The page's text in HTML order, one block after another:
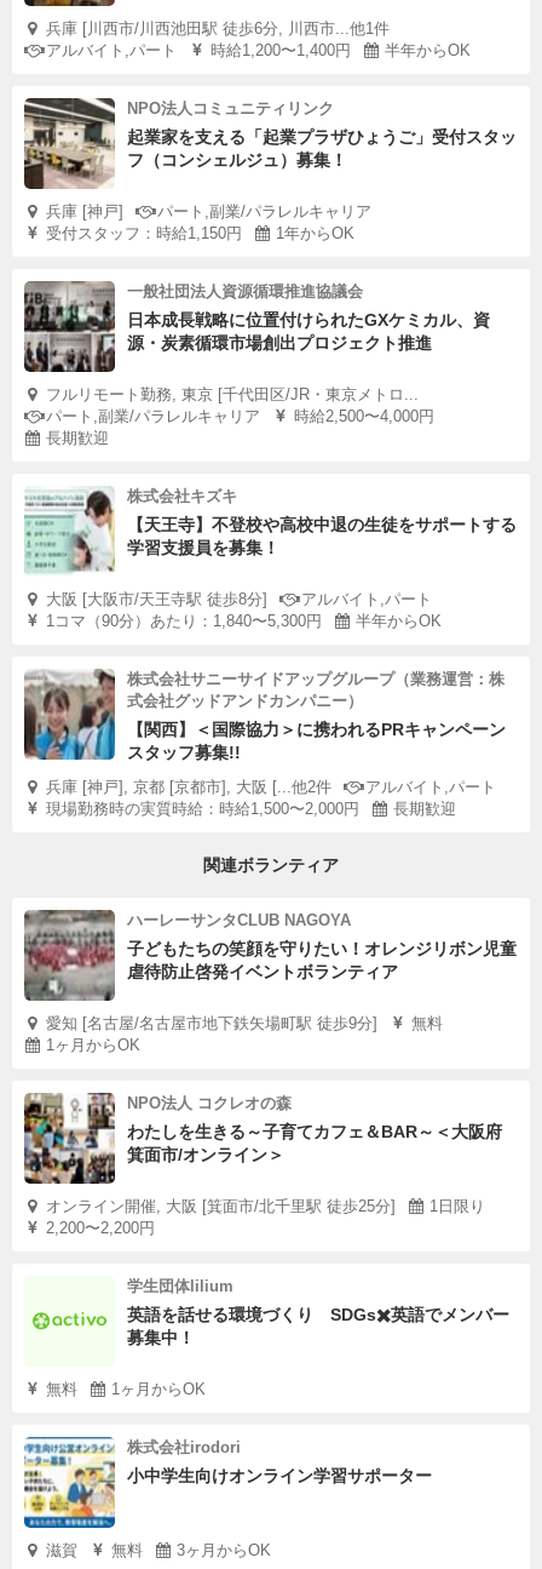
兵庫 [川西市/川西池田駅 徒歩6分, 川西市...他1件
アルバイト,パート
時給1,200〜1,400円 半年からOK
NPO法人コミュニティリンク
起業家を支える「起業プラザひょうご」受付スタッ
フ（コンシェルジュ）募集！
兵庫 [神戸]
パート,副業/パラレルキャリア
受付スタッフ：時給1,150円
1年からOK
一般社団法人資源循環推進協議会
日本成長戦略に位置付けられたGXケミカル、資
源・炭素循環市場創出プロジェクト推進
フルリモート勤務, 東京 [千代田区/JR・東京メトロ...
パート,副業/パラレルキャリア
時給2,500〜4,000円
長期歓迎
株式会社キズキ
【天王寺】不登校や高校中退の生徒をサポートする
学習支援員を募集！
大阪 [大阪市/天王寺駅 徒歩8分]
アルバイト,パート
1コマ（90分）あたり：1,840〜5,300円
半年からOK
株式会社サニーサイドアップグループ（業務運営：株
式会社グッドアンドカンパニー）
【関西】＜国際協力＞に携われるPRキャンペーン
スタッフ募集!!
兵庫 [神戸], 京都 [京都市], 大阪 [...他2件
アルバイト,パート
現場勤務時の実質時給：時給1,500〜2,000円
長期歓迎
関連ボランティア
ハーレーサンタCLUB NAGOYA
子どもたちの笑顔を守りたい！オレンジリボン児童
虐待防止啓発イベントボランティア
愛知 [名古屋/名古屋市地下鉄矢場町駅 徒歩9分]
無料
1ヶ月からOK
NPO法人 コクレオの森
わたしを生きる～子育てカフェ＆BAR～＜大阪府
箕面市/オンライン＞
オンライン開催, 大阪 [箕面市/北千里駅 徒歩25分]
1日限り
2,200〜2,200円
学生団体lilium
英語を話せる環境づくり SDGs✖️英語でメンバー
募集中！
無料 1ヶ月からOK
株式会社irodori
小中学生向けオンライン学習サポーター
滋賀 無料 3ヶ月からOK